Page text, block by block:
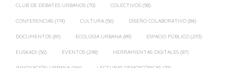
CLUB DE DEBATES URBANOS (70) COLECTIVOS (58)
CONFERENCIAS (174) CULTURA (56) DISEÑO COLABORATIVO (84)
DOCUMENTOS (81) ECOLOGÍA URBANA (89) ESPACIO PÚBLICO (293)
EUSKADI (56) EVENTOS (298) HERRAMIENTAS DIGITALES (87)